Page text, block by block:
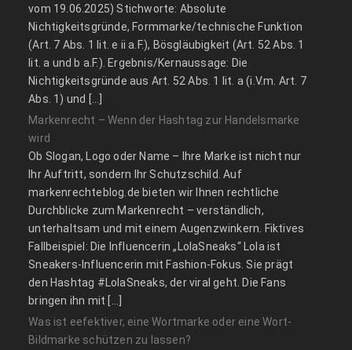
vom 19.06.2025) Stichworte: Absolute
Nichtigkeitsgründe, Formmarke/technische Funktion
(Art. 7 Abs. 1 lit. e ii a.F.), Bösgläubigkeit (Art. 52 Abs. 1
lit. a und b a.F.). Ergebnis/Kernaussage: Die
Nichtigkeitsgründe aus Art. 52 Abs. 1 lit. a (i.V.m. Art. 7
Abs. 1) und […]
Markenrecht – Wenn der Hashtag zur Handelsmarke
wird
Ob Slogan, Logo oder Name – Ihre Marke ist nicht nur
Ihr Auftritt, sondern Ihr Schutzschild. Auf
markenrechteblog.de bieten wir Ihnen rechtliche
Durchblicke zum Markenrecht – verständlich,
unterhaltsam und mit einem Augenzwinkern. Fiktives
Fallbeispiel: Die Influencerin „LolaSneaks“ Lola ist
Sneakers-Influencerin mit Fashion-Fokus. Sie prägt
den Hashtag #LolaSneaks, der viral geht. Die Fans
bringen ihn mit […]
Was ist eefektiver, eine Wortmarke oder eine Wort-
Bildmarke schützen zu lassen?